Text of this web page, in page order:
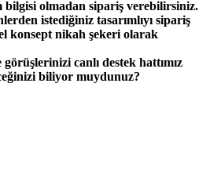
bilgisi olmadan sipariş verebilirsiniz.
istediğiniz tasarımlıyı sipariş
konsept nikah şekeri olarak
görüşlerinizi canlı destek hattımız
biliyor muydunuz?